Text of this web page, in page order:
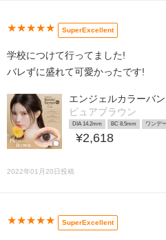
★★★★★ SuperExcellent
学校につけて行ってました!
バレずに盛れて可愛かったです!
エンジェルカラーバ
ピュアブラウン
DIA 14.2mm BC 8.5mm ワンデー
¥2,618
2022年01月20日投稿
★★★★★ SuperExcellent